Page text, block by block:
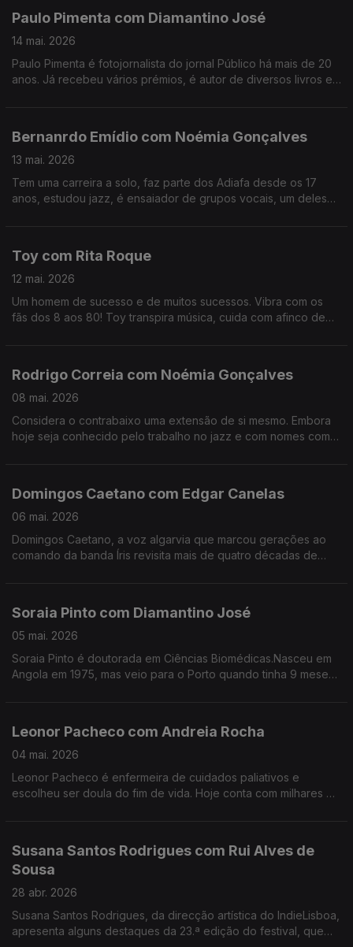
Paulo Pimenta com Diamantino José
14 mai. 2026
Paulo Pimenta é fotojornalista do jornal Público há mais de 20
anos. Já recebeu vários prémios, é autor de diversos livros e
Bernanrdo Emídio com Noémia Gonçalves
13 mai. 2026
Tem uma carreira a solo, faz parte dos Adiafa desde os 17
anos, estudou jazz, é ensaiador de grupos vocais, um deles
Toy com Rita Roque
12 mai. 2026
Um homem de sucesso e de muitos sucessos. Vibra com os
fãs dos 8 aos 80! Toy transpira música, cuida com afinco de
Rodrigo Correia com Noémia Gonçalves
08 mai. 2026
Considera o contrabaixo uma extensão de si mesmo. Embora
hoje seja conhecido pelo trabalho no jazz e com nomes como
Domingos Caetano com Edgar Canelas
06 mai. 2026
Domingos Caetano, a voz algarvia que marcou gerações ao
comando da banda Íris revisita mais de quatro décadas de
Soraia Pinto com Diamantino José
05 mai. 2026
Soraia Pinto é doutorada em Ciências Biomédicas.Nasceu em
Angola em 1975, mas veio para o Porto quando tinha 9 meses.
Leonor Pacheco com Andreia Rocha
04 mai. 2026
Leonor Pacheco é enfermeira de cuidados paliativos e
escolheu ser doula do fim de vida. Hoje conta com milhares de
Susana Santos Rodrigues com Rui Alves de
Sousa
28 abr. 2026
Susana Santos Rodrigues, da direcção artística do IndieLisboa,
apresenta alguns destaques da 23.ª edição do festival, que